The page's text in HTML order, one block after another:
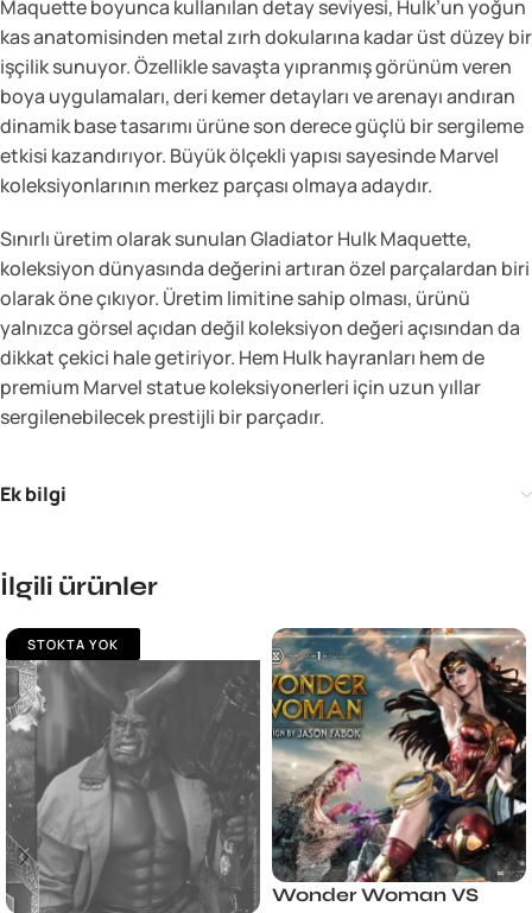
Maquette boyunca kullanılan detay seviyesi, Hulk’un yoğun
kas anatomisinden metal zırh dokularına kadar üst düzey bir
işçilik sunuyor. Özellikle savaşta yıpranmış görünüm veren
boya uygulamaları, deri kemer detayları ve arenayı andıran
dinamik base tasarımı ürüne son derece güçlü bir sergileme
etkisi kazandırıyor. Büyük ölçekli yapısı sayesinde Marvel
koleksiyonlarının merkez parçası olmaya adaydır.
Sınırlı üretim olarak sunulan Gladiator Hulk Maquette,
koleksiyon dünyasında değerini artıran özel parçalardan biri
olarak öne çıkıyor. Üretim limitine sahip olması, ürünü
yalnızca görsel açıdan değil koleksiyon değeri açısından da
dikkat çekici hale getiriyor. Hem Hulk hayranları hem de
premium Marvel statue koleksiyonerleri için uzun yıllar
sergilenebilecek prestijli bir parçadır.
Ek bilgi
İlgili ürünler
STOKTA YOK
Wonder Woman VS